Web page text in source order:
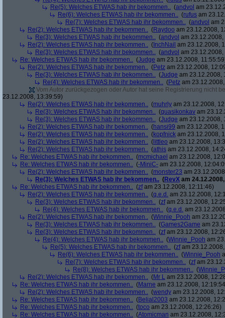
Re(5): Welches ETWAS hab ihr bekommen.. (andvol am
Re(6): Welches ETWAS hab ihr bekommen.. (rufus am
Re(7): Welches ETWAS hab ihr bekommen.. (andvol am
Re(2): Welches ETWAS hab ihr bekommen.. (Raydoo am 23.12.2008,
Re(3): Welches ETWAS hab ihr bekommen.. (andvol am
Re(2): Welches ETWAS hab ihr bekommen.. ( InchNail am 23.12.2008,
Re(3): Welches ETWAS hab ihr bekommen.. (andvol am
Re: Welches ETWAS hab ihr bekommen.. (Judge am 23.12.2008,
Re(2): Welches ETWAS hab ihr bekommen.. (Petz am 23.12.2008,
Re(3): Welches ETWAS hab ihr bekommen.. (Judge am 23.12.2008,
Re(4): Welches ETWAS hab ihr bekommen.. (Petz am
Vom Autor zurückgezogen oder Autor hat seine Registrierung nicht
23.12.2008, 13:39:59)
Re(2): Welches ETWAS hab ihr bekommen.. (muhrly am 23.12.2008,
Re(3): Welches ETWAS hab ihr bekommen.. (quasikonkav am
Re(3): Welches ETWAS hab ihr bekommen.. (Judge am 23.12.2008,
Re(2): Welches ETWAS hab ihr bekommen.. (hansi99 am 23.12.2008,
Re(2): Welches ETWAS hab ihr bekommen.. (kopfnick am 23.12.2008,
Re(2): Welches ETWAS hab ihr bekommen.. ( littleo am 23.12.2008,
Re(2): Welches ETWAS hab ihr bekommen.. (athis am 23.12.2008,
Re: Welches ETWAS hab ihr bekommen.. (mcmichael am 23.12.2008,
Re: Welches ETWAS hab ihr bekommen.. (-MiniC- am 23.12.2008,
Re(2): Welches ETWAS hab ihr bekommen.. (monster23 am
Re(3): Welches ETWAS hab ihr bekommen.. (RevX am
Re: Welches ETWAS hab ihr bekommen.. (zfam 23.12.2008, 12:11:46)
Re(2): Welches ETWAS hab ihr bekommen.. (q.e.d. am 23.12.2008,
Re(3): Welches ETWAS hab ihr bekommen.. (zfam 23.12.2008,
Re(4): Welches ETWAS hab ihr bekommen.. (q.e.d. am
Re(2): Welches ETWAS hab ihr bekommen.. (Winnie_Pooh am
Re(3): Welches ETWAS hab ihr bekommen.. (Games2Game am
Re(3): Welches ETWAS hab ihr bekommen.. (zfam 23.12.2008,
Re(4): Welches ETWAS hab ihr bekommen.. (Winnie_Pooh am
Re(5): Welches ETWAS hab ihr bekommen.. (zfam
Re(6): Welches ETWAS hab ihr bekommen.. (Winnie_Pooh
Re(7): Welches ETWAS hab ihr bekommen.. (zfam
Re(8): Welches ETWAS hab ihr bekommen.. (
Re(2): Welches ETWAS hab ihr bekommen.. (Mr L am 23.12.2008,
Re: Welches ETWAS hab ihr bekommen.. (Marne am 23.12.2008,
Re(2): Welches ETWAS hab ihr bekommen.. (wendy am 23.12.2008,
Re: Welches ETWAS hab ihr bekommen.. (Belial2003 am 23.12.2008,
Re: Welches ETWAS hab ihr bekommen.. (toco am 23.12.2008, 12:26:26)
Re: Welches ETWAS hab ihr bekommen.. (Atomicman am 23.12.2008,